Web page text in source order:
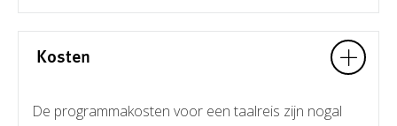
Kosten
De programmakosten voor een taalreis zijn nogal